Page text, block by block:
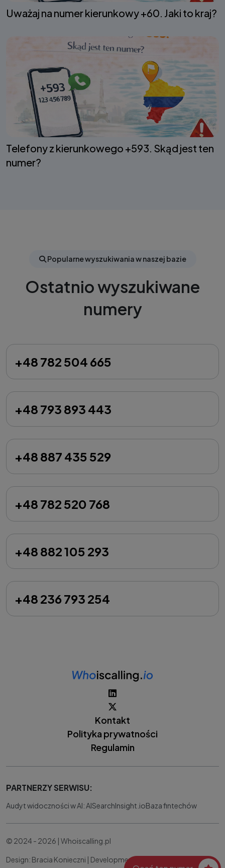
Uważaj na numer kierunkowy +60. Jaki to kraj?
Telefony z kierunkowego +593. Skąd jest ten
numer?
Popularne wyszukiwania w naszej bazie
Ostatnio wyszukiwane
numery
+48 782 504 665
+48 793 893 443
+48 887 435 529
+48 782 520 768
+48 882 105 293
+48 236 793 254
Kontakt
Polityka prywatności
Regulamin
PARTNERZY SERWISU:
Audyt widoczności w AI: AISearchInsight.ioBaza fintechów
© 2024 - 2026 | Whoiscalling.pl
Design: Bracia Konieczni | Development: